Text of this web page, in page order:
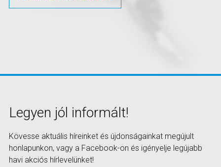
Legyen jól informált!
Kövesse aktuális híreinket és újdonságainkat megújult
honlapunkon, vagy a Facebook-on és igényelje legújabb
havi akciós hírlevelünket!